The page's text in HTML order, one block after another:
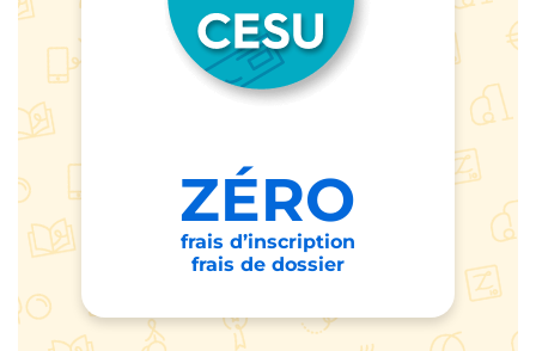
ZÉRO
frais d’inscription
frais de dossier